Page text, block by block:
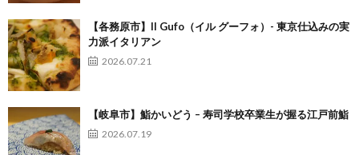
【各務原市】Il Gufo（イル グーフォ）- 東京仕込みの実
力派イタリアン
2026.07.21
【岐阜市】鮨かいどう – 寿司学校卒業生が握る江戸前鮨
2026.07.19